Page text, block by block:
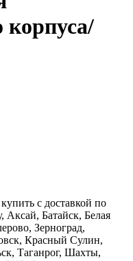
корпуса/
с доставкой по
Аксай, Батайск, Белая
Зерноград,
Красный Сулин,
Таганрог, Шахты,